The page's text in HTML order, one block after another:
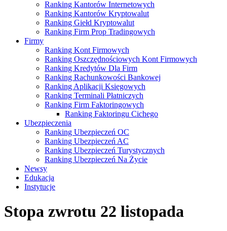
Ranking Kantorów Internetowych
Ranking Kantorów Kryptowalut
Ranking Giełd Kryptowalut
Ranking Firm Prop Tradingowych
Firmy
Ranking Kont Firmowych
Ranking Oszczędnościowych Kont Firmowych
Ranking Kredytów Dla Firm
Ranking Rachunkowości Bankowej
Ranking Aplikacji Księgowych
Ranking Terminali Płatniczych
Ranking Firm Faktoringowych
Ranking Faktoringu Cichego
Ubezpieczenia
Ranking Ubezpieczeń OC
Ranking Ubezpieczeń AC
Ranking Ubezpieczeń Turystycznych
Ranking Ubezpieczeń Na Życie
Newsy
Edukacja
Instytucje
Stopa zwrotu 22 listopada